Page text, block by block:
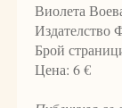
Виолета
Издателство
Брой
Цена: 6 €